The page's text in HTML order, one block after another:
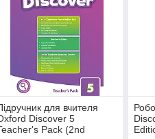
для вчителя
Discover 5
Pack (2nd